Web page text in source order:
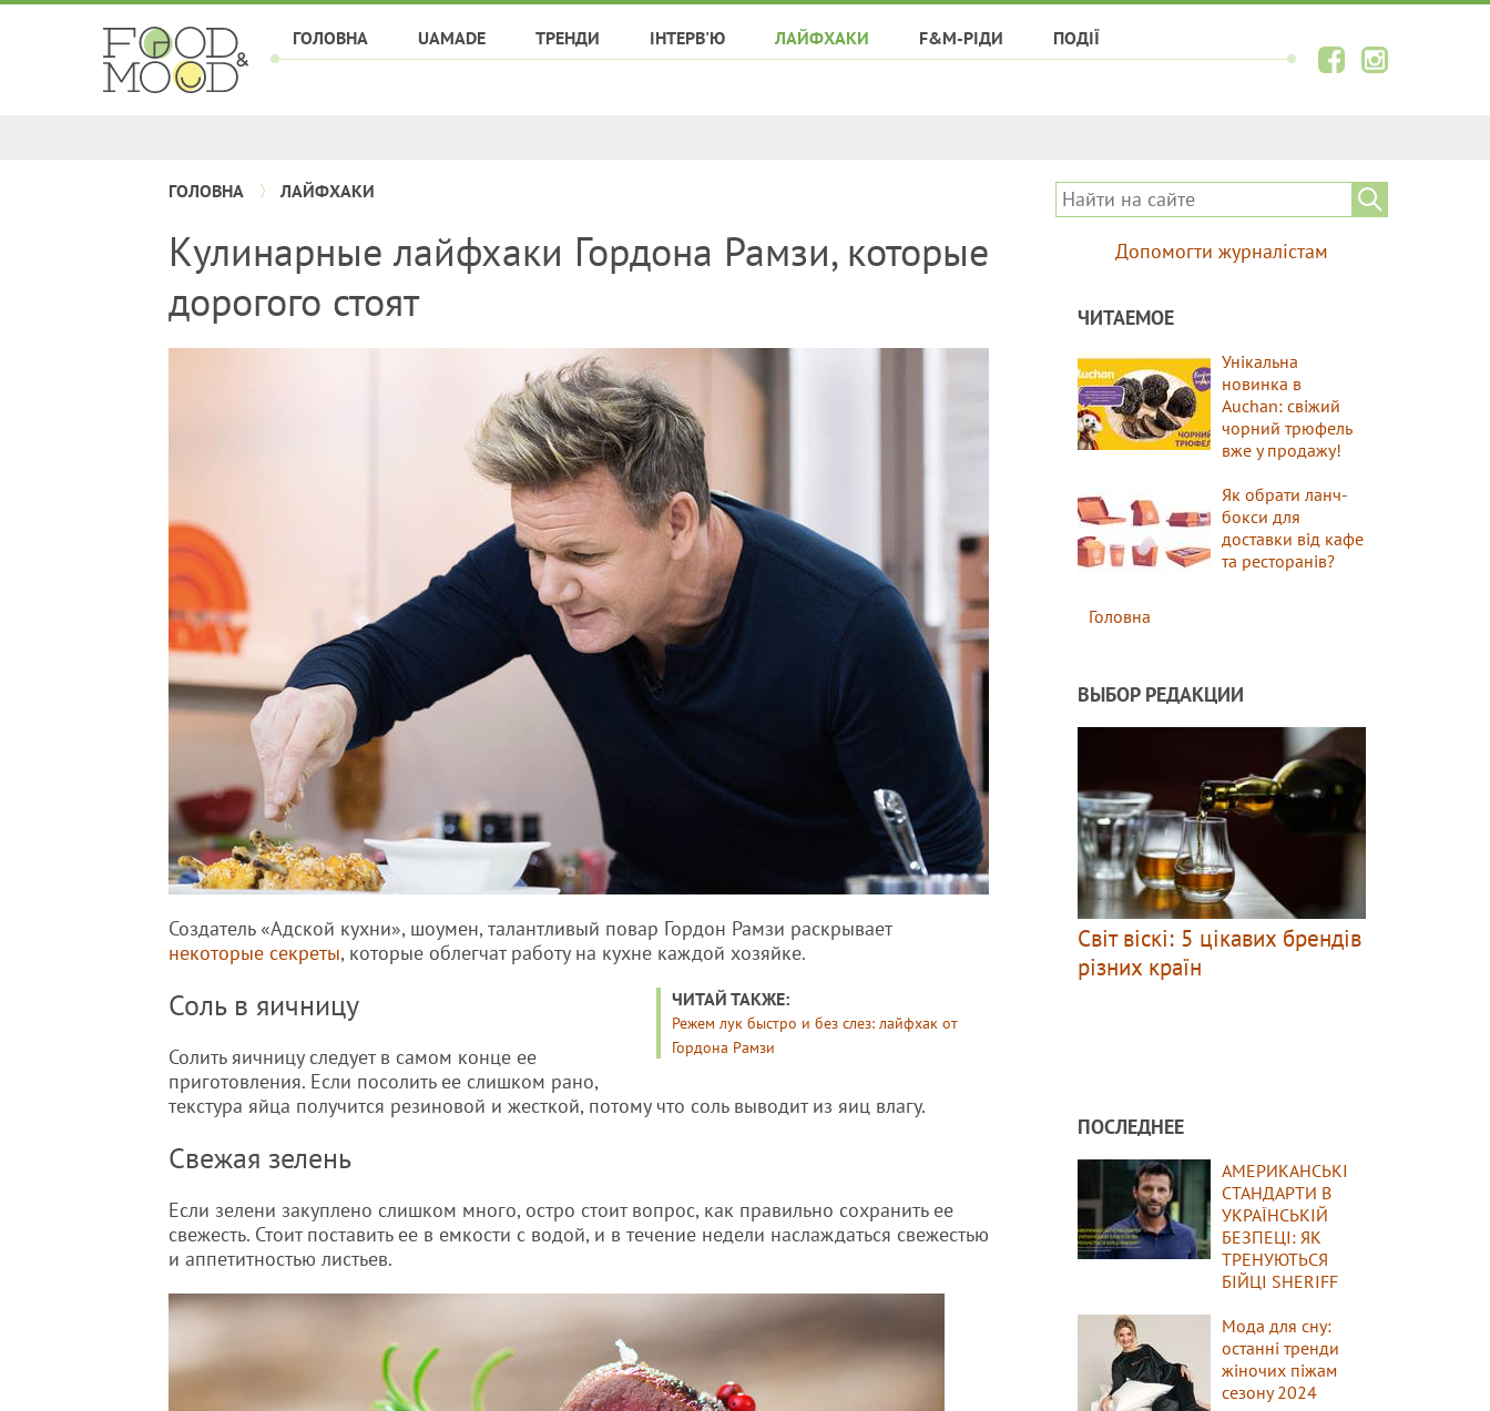
ГОЛОВНА UAMADE ТРЕНДИ ІНТЕРВ'Ю ЛАЙФХАКИ F&M-РІДИ ПОДІЇ
ГОЛОВНА ЛАЙФХАКИ
Кулинарные лайфхаки Гордона Рамзи, которые
дорогого стоят
Создатель «Адской кухни», шоумен, талантливый повар Гордон Рамзи раскрывает
некоторые секреты, которые облегчат работу на кухне каждой хозяйке.
ЧИТАЙ ТАКЖЕ:
Режем лук быстро и без слез: лайфхак от
Гордона Рамзи
Соль в яичницу
Солить яичницу следует в самом конце ее
приготовления. Если посолить ее слишком рано,
текстура яйца получится резиновой и жесткой, потому что соль выводит из яиц влагу.
Свежая зелень
Если зелени закуплено слишком много, остро стоит вопрос, как правильно сохранить ее
свежесть. Стоит поставить ее в емкости с водой, и в течение недели наслаждаться свежестью
и аппетитностью листьев.
Допомогти журналістам
ЧИТАЕМОЕ
Унікальна
новинка в
Auchan: свіжий
чорний трюфель
вже у продажу!
Як обрати ланч-
бокси для
доставки від кафе
та ресторанів?
Головна
ВЫБОР РЕДАКЦИИ
Світ віскі: 5 цікавих брендів
різних країн
ПОСЛЕДНЕЕ
АМЕРИКАНСЬКІ
СТАНДАРТИ В
УКРАЇНСЬКІЙ
БЕЗПЕЦІ: ЯК
ТРЕНУЮТЬСЯ
БІЙЦІ SHERIFF
Мода для сну:
останні тренди
жіночих піжам
сезону 2024